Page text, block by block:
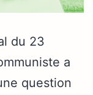
du 23
a
question